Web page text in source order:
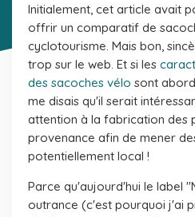
Initialement, cet article avait
offrir un comparatif de
cyclotourisme. Mais bon,
trop sur le web. Et si les
des sacoches vélo sont
me disais qu'il serait
attention à la fabrication des
provenance afin de mener
potentiellement local !
Parce qu'aujourd'hui le label
outrance (c'est pourquoi j'ai